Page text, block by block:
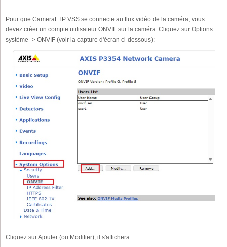
Pour que CameraFTP VSS se connecte au flux vidéo de la caméra, vous
devez créer un compte utilisateur ONVIF sur la caméra. Cliquez sur Options
système -> ONVIF (voir la capture d'écran ci-dessous):
Cliquez sur Ajouter (ou Modifier), il s'affichera: